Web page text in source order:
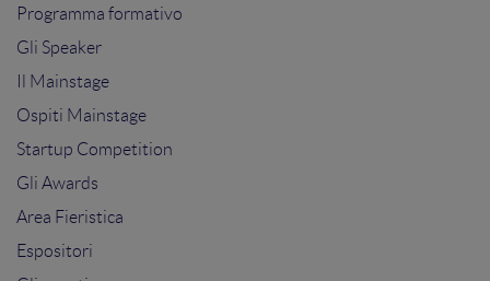
Programma formativo
Gli Speaker
Il Mainstage
Ospiti Mainstage
Startup Competition
Gli Awards
Area Fieristica
Espositori